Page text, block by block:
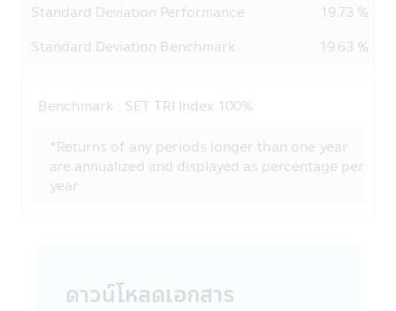
ท่านใช้ศูนยบริการและดูแลลูกค้าของบริษัทฯ
ผ่านระบบออนไลน์หรือโทรศัพท์ เพื่อที่บริษัทฯจะ
การใช้รหัสผ่าน
สิ่งที่ลูกค้าต้องรับผิดชอบ โปรดแน่ใจว่ารหัส
ผ่านของท่านไม่ได้ถูกเปิดเผยต่อบุคคลอื่นๆ ไม่
ว่าในเวลาและสถานการณ์ใด กรุณาแจ้งทางบริ
การใช้และการเปิดเผย
Standard Deviation Performance
19.73 %
Standard Deviation Benchmark
19.63 %
Benchmark : SET TRI Index 100%
*Returns of any periods longer than one year
are annualized and displayed as percentage per
year
ดาวน์โหลดเอกสาร